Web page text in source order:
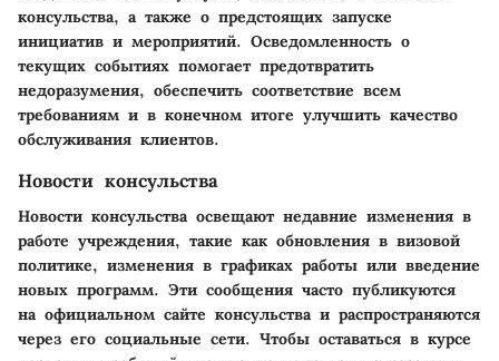
консульства, а также о предстоящих запуске
инициатив и мероприятий. Осведомленность о
текущих событиях помогает предотвратить
недоразумения, обеспечить соответствие всем
требованиям и в конечном итоге улучшить качество
обслуживания клиентов.
Новости консульства
Новости консульства освещают недавние изменения в
работе учреждения, такие как обновления в визовой
политике, изменения в графиках работы или введение
новых программ. Эти сообщения часто публикуются
на официальном сайте консульства и распространяются
через его социальные сети. Чтобы оставаться в курсе